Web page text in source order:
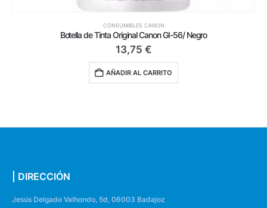
CONSUMIBLES CANON
Botella de Tinta Original Canon GI-56/ Negro
13,75 €
AÑADIR AL CARRITO
| DIRECCIÓN
Jesús Delgado Valhondo, 5d, 06003 Badajoz